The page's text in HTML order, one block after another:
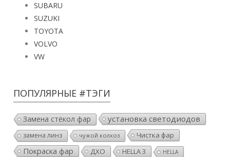
SUBARU
SUZUKI
TOYOTA
VOLVO
VW
ПОПУЛЯРНЫЕ #ТЭГИ
Замена стёкол фар установка светодиодов
замена линз чужой колхоз Чистка фар
Покраска фар ДХО HELLA 3 HELLA